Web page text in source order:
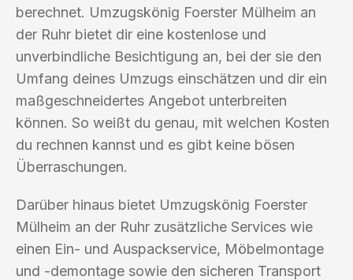
berechnet. Umzugskönig Foerster Mülheim an
der Ruhr bietet dir eine kostenlose und
unverbindliche Besichtigung an, bei der sie den
Umfang deines Umzugs einschätzen und dir ein
maßgeschneidertes Angebot unterbreiten
können. So weißt du genau, mit welchen Kosten
du rechnen kannst und es gibt keine bösen
Überraschungen.
Darüber hinaus bietet Umzugskönig Foerster
Mülheim an der Ruhr zusätzliche Services wie
einen Ein- und Auspackservice, Möbelmontage
und -demontage sowie den sicheren Transport